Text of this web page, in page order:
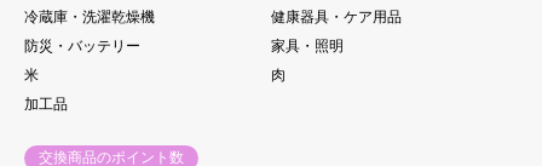
冷蔵庫・洗濯乾燥機
健康器具・ケア用品
防災・バッテリー
家具・照明
米
肉
加工品
交換商品のポイント数